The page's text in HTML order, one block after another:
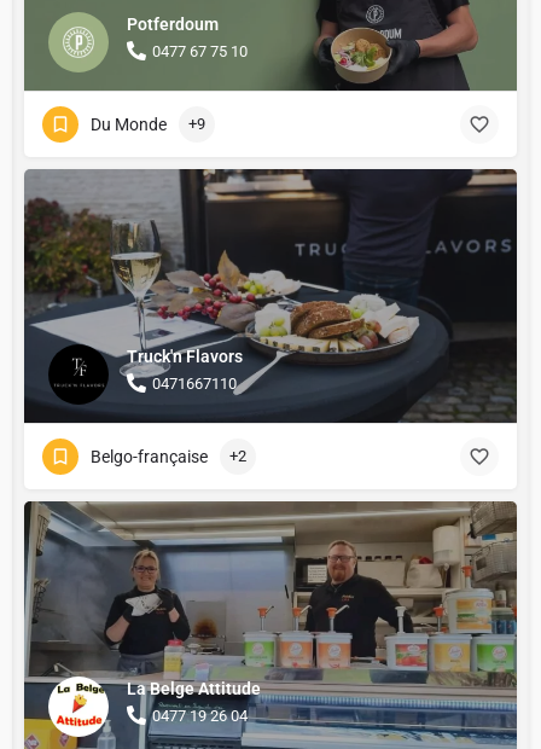
Potferdoum
0477 67 75 10
Du Monde +9
Truck'n Flavors
0471667110
Belgo-française +2
La Belge Attitude
0477 19 26 04